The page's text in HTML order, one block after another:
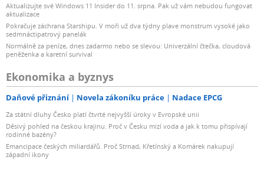
Aktualizujte své Windows 11 Insider do 11. srpna. Pak už vám nebudou fungovat
aktualizace
Pokračuje záchrana Starshipu. V moři už dva týdny plave monstrum vysoké jako
sedmnáctipatrový panelák
Normálně za peníze, dnes zadarmo nebo se slevou: Univerzální čtečka, cloudová
peněženka a karetní survival
Ekonomika a byznys
Daňové přiznání Novela zákoníku práce Nadace EPCG
Za státní dluhy Česko platí čtvrté nejvyšší úroky v Evropské unii
Děsivý pohled na českou krajinu. Proč v Česku mizí voda a jak k tomu přispívají
rodinné bazény?
Emancipace českých miliardářů. Proč Strnad, Křetínský a Komárek nakupují
západní ikony